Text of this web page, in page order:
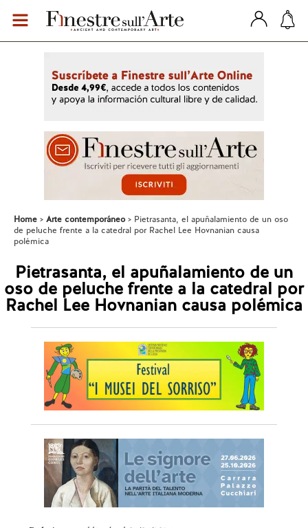
Home Arte contemporáneo
Pietrasanta, el apuñalamiento de un oso
de peluche frente a la catedral por Rachel Lee Hovnanian causa
polémica
Pietrasanta, el apuñalamiento de un
oso de peluche frente a la catedral por
Rachel Lee Hovnanian causa polémica